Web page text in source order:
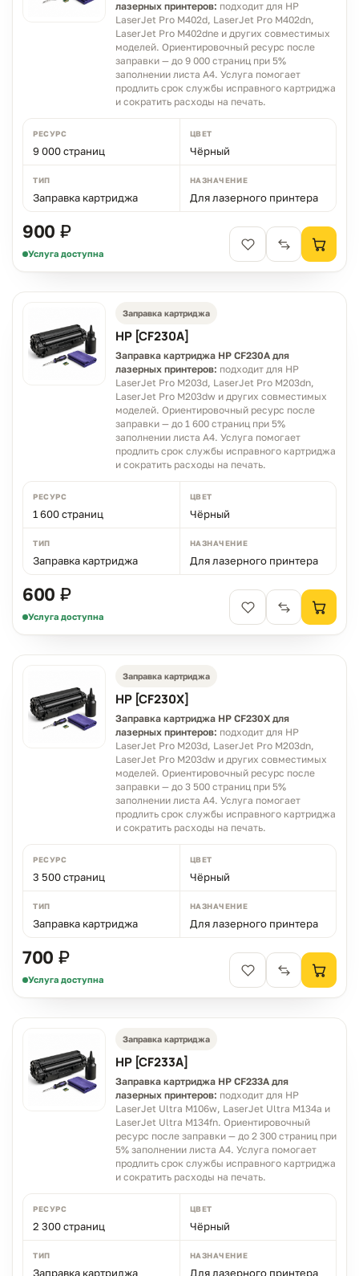
лазерных принтеров: подходит для HP
LaserJet Pro M402d, LaserJet Pro M402dn,
LaserJet Pro M402dne и других совместимых
моделей. Ориентировочный ресурс после
заправки — до 9 000 страниц при 5%
заполнении листа A4. Услуга помогает
продлить срок службы исправного картриджа
и сократить расходы на печать.
РЕСУРС
9 000 страниц
ЦВЕТ
Чёрный
ТИП
Заправка картриджа
НАЗНАЧЕНИЕ
Для лазерного принтера
900 ₽
Услуга доступна
Заправка картриджа
HP [CF230A]
Заправка картриджа HP CF230A для
лазерных принтеров: подходит для HP
LaserJet Pro M203d, LaserJet Pro M203dn,
LaserJet Pro M203dw и других совместимых
моделей. Ориентировочный ресурс после
заправки — до 1 600 страниц при 5%
заполнении листа A4. Услуга помогает
продлить срок службы исправного картриджа
и сократить расходы на печать.
РЕСУРС
1 600 страниц
ЦВЕТ
Чёрный
ТИП
Заправка картриджа
НАЗНАЧЕНИЕ
Для лазерного принтера
600 ₽
Услуга доступна
Заправка картриджа
HP [CF230X]
Заправка картриджа HP CF230X для
лазерных принтеров: подходит для HP
LaserJet Pro M203d, LaserJet Pro M203dn,
LaserJet Pro M203dw и других совместимых
моделей. Ориентировочный ресурс после
заправки — до 3 500 страниц при 5%
заполнении листа A4. Услуга помогает
продлить срок службы исправного картриджа
и сократить расходы на печать.
РЕСУРС
3 500 страниц
ЦВЕТ
Чёрный
ТИП
Заправка картриджа
НАЗНАЧЕНИЕ
Для лазерного принтера
700 ₽
Услуга доступна
Заправка картриджа
HP [CF233A]
Заправка картриджа HP CF233A для
лазерных принтеров: подходит для HP
LaserJet Ultra M106w, LaserJet Ultra M134a и
LaserJet Ultra M134fn. Ориентировочный
ресурс после заправки — до 2 300 страниц при
5% заполнении листа A4. Услуга помогает
продлить срок службы исправного картриджа
и сократить расходы на печать.
РЕСУРС
2 300 страниц
ЦВЕТ
Чёрный
ТИП
Заправка картриджа
НАЗНАЧЕНИЕ
Для лазерного принтера